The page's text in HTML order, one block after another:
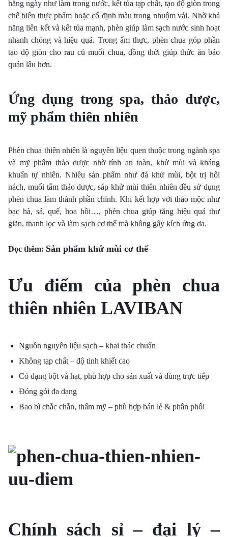
hằng ngày như làm trong nước, kết tủa tạp chất, tạo độ giòn trong
chế biến thực phẩm hoặc cố định màu trong nhuộm vải. Nhờ khả
năng liên kết và kết tủa mạnh, phèn giúp làm sạch nước sinh hoạt
nhanh chóng và hiệu quả. Trong ẩm thực, phèn chua góp phần
tạo độ giòn cho rau củ muối chua, đồng thời giúp thức ăn bảo
quản lâu hơn.
Ứng dụng trong spa, thảo dược,
mỹ phẩm thiên nhiên
Phèn chua thiên nhiên là nguyên liệu quen thuộc trong ngành spa
và mỹ phẩm thảo dược nhờ tính an toàn, khử mùi và kháng
khuẩn tự nhiên. Nhiều sản phẩm như đá khử mùi, bột trị hôi
nách, muối tắm thảo dược, sáp khử mùi thiên nhiên đều sử dụng
phèn chua làm thành phần chính. Khi kết hợp với thảo mộc như
bạc hà, sả, quế, hoa hồi…, phèn chua giúp tăng hiệu quả thư
giãn, thanh lọc và làm sạch cơ thể mà không gây kích ứng da.
Đọc thêm: Sản phẩm khử mùi cơ thể
Ưu điểm của phèn chua
thiên nhiên LAVIBAN
Nguồn nguyên liệu sạch – khai thác chuẩn
Không tạp chất – độ tinh khiết cao
Có dạng bột và hạt, phù hợp cho sản xuất và dùng trực tiếp
Đóng gói đa dạng
Bao bì chắc chắn, thẩm mỹ – phù hợp bán lẻ & phân phối
Chính sách sỉ – đại lý –